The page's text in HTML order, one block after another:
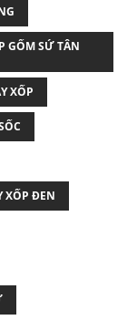
GỐM SỨ TÂN
XỐP
XỐP ĐEN